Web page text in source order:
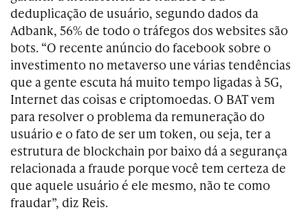
deduplicação de usuário, segundo dados da
Adbank, 56% de todo o tráfegos dos websites são
bots. “O recente anúncio do facebook sobre o
investimento no metaverso une várias tendências
que a gente escuta há muito tempo ligadas à 5G,
Internet das coisas e criptomoedas. O BAT vem
para resolver o problema da remuneração do
usuário e o fato de ser um token, ou seja, ter a
estrutura de blockchain por baixo dá a segurança
relacionada a fraude porque você tem certeza de
que aquele usuário é ele mesmo, não te como
fraudar”, diz Reis.